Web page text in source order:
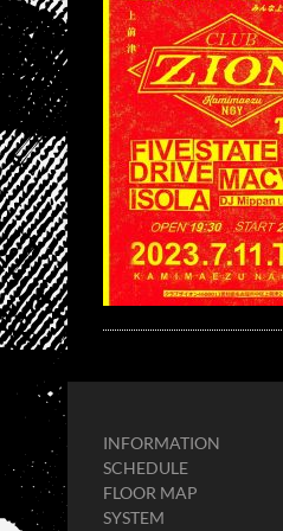
INFORMATION
SCHEDULE
FLOOR MAP
SYSTEM